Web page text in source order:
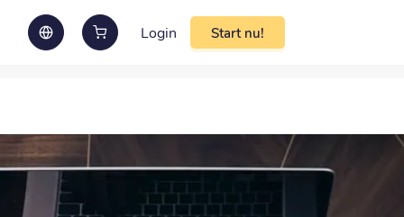
Login Start nu!